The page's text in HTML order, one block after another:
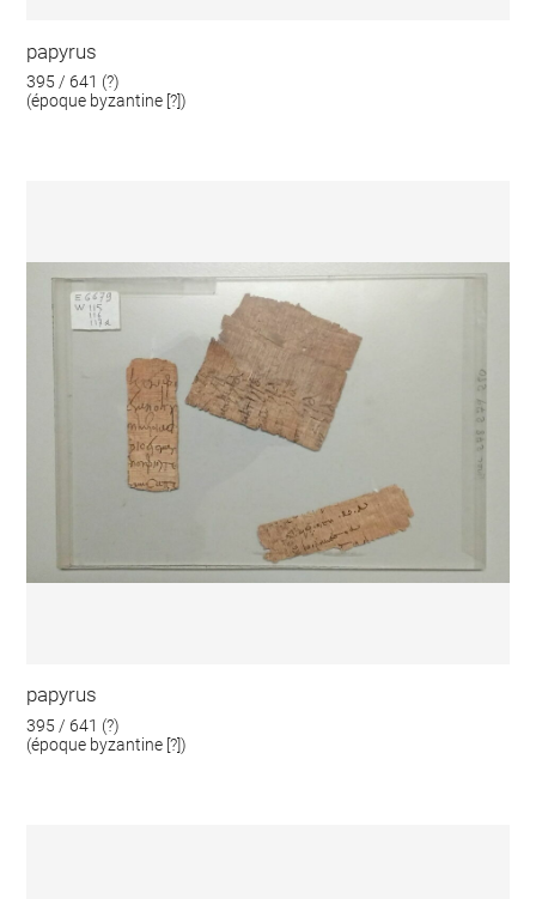
papyrus
395 / 641 (?)
(époque byzantine [?])
papyrus
395 / 641 (?)
(époque byzantine [?])